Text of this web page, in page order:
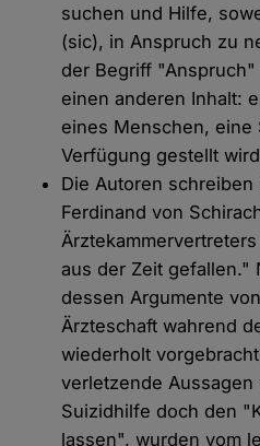
suchen und Hilfe,
(sic), in Anspruch zu
der Begriff
einen anderen Inhalt:
eines Menschen,
Verfügung gestellt
Die Autoren
Ferdinand von
aus der Zeit gefallen."
dessen Argumente
Ärzteschaft wahrend
wiederholt
verletzende Aussagen
Suizidhilfe doch den
lassen", wurden vom